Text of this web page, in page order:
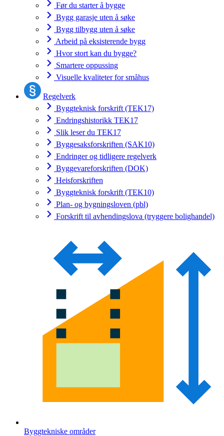
Før du starter å bygge
Bygg garasje uten å søke
Bygg tilbygg uten å søke
Arbeid på eksisterende bygg
Hvor stort kan du bygge?
Smartere oppussing
Visuelle kvaliteter for småhus
Regelverk
Byggteknisk forskrift (TEK17)
Endringshistorikk TEK17
Slik leser du TEK17
Byggesaksforskriften (SAK10)
Endringer og tidligere regelverk
Byggevareforskriften (DOK)
Heisforskriften
Byggteknisk forskrift (TEK10)
Plan- og bygningsloven (pbl)
Forskrift til avhendingslova (tryggere bolighandel)
Byggtekniske områder